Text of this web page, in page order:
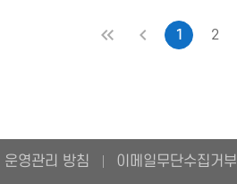
처음 이전 1 2
영관리 방침 이메일무단수집거부